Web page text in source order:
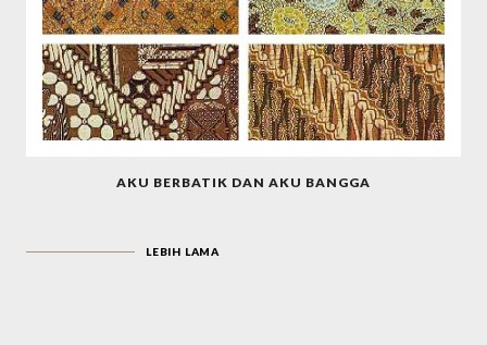
AKU BERBATIK DAN AKU BANGGA
LEBIH LAMA